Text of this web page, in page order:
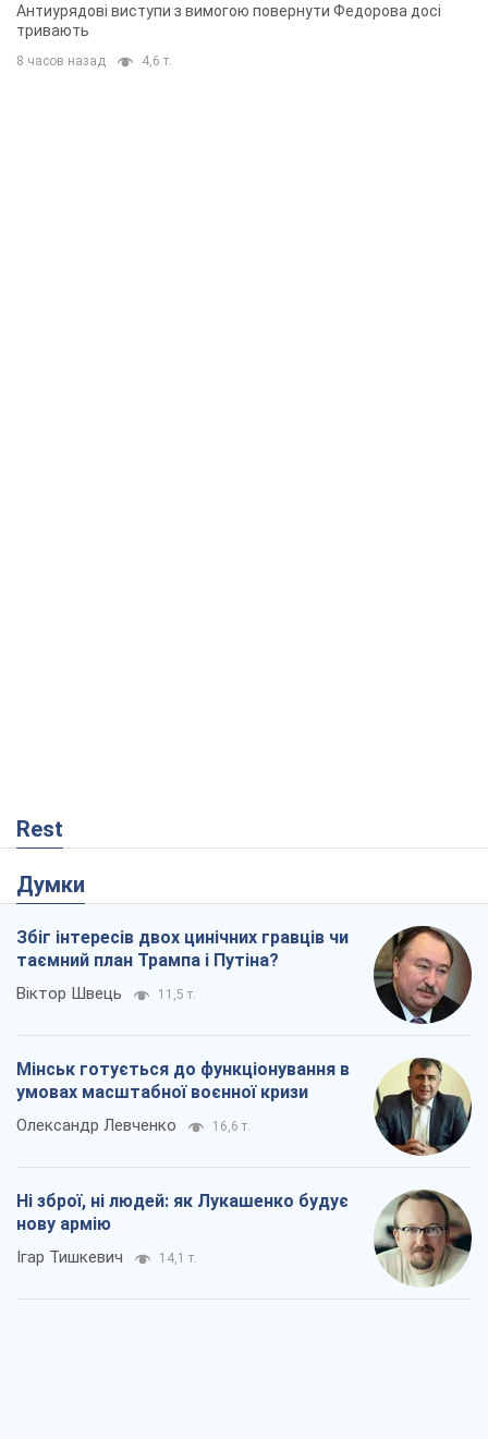
Антиурядові виступи з вимогою повернути Федорова досі
тривають
8 часов назад 4,6 т.
Rest
Думки
Збіг інтересів двох цинічних гравців чи
таємний план Трампа і Путіна?
Віктор Швець 11,5 т.
Мінськ готується до функціонування в
умовах масштабної воєнної кризи
Олександр Левченко 16,6 т.
Ні зброї, ні людей: як Лукашенко будує
нову армію
Ігар Тишкевич 14,1 т.